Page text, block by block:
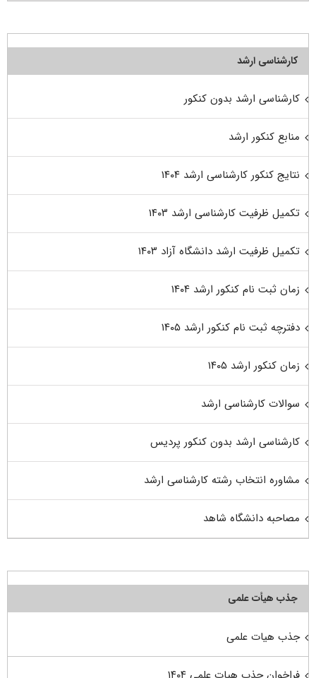
کارشناسی ارشد
کارشناسی ارشد بدون کنکور
منابع کنکور ارشد
نتایج کنکور کارشناسی ارشد ۱۴۰۴
تکمیل ظرفیت کارشناسی ارشد ۱۴۰۳
تکمیل ظرفیت ارشد دانشگاه آزاد ۱۴۰۳
زمان ثبت نام کنکور ارشد ۱۴۰۴
دفترچه ثبت نام کنکور ارشد ۱۴۰۵
زمان کنکور ارشد ۱۴۰۵
سوالات کارشناسی ارشد
کارشناسی ارشد بدون کنکور پردیس
مشاوره انتخاب رشته کارشناسی ارشد
مصاحبه دانشگاه شاهد
جذب هیأت علمی
جذب هیات علمی